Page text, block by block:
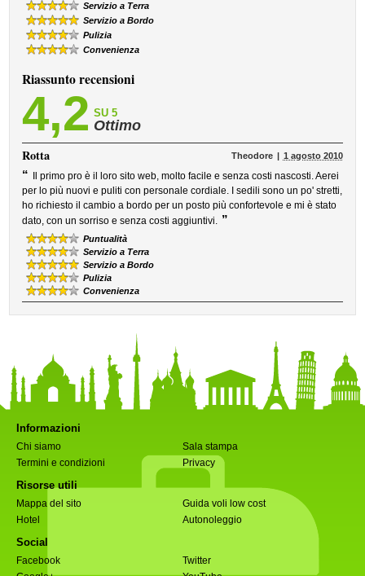
Servizio a Terra
Servizio a Bordo
Pulizia
Convenienza
Riassunto recensioni
4,2 SU 5
Ottimo
Rotta Theodore 1 agosto 2010
“
Il primo pro è il loro sito web, molto facile e senza costi nascosti. Aerei
per lo più nuovi e puliti con personale cordiale. I sedili sono un po' stretti,
ho richiesto il cambio a bordo per un posto più confortevole e mi è stato
dato, con un sorriso e senza costi aggiuntivi. ”
Puntualità
Servizio a Terra
Servizio a Bordo
Pulizia
Convenienza
Informazioni
Chi siamo
Sala stampa
Termini e condizioni
Privacy
Risorse utili
Mappa del sito
Guida voli low cost
Hotel
Autonoleggio
Social
Facebook
Twitter